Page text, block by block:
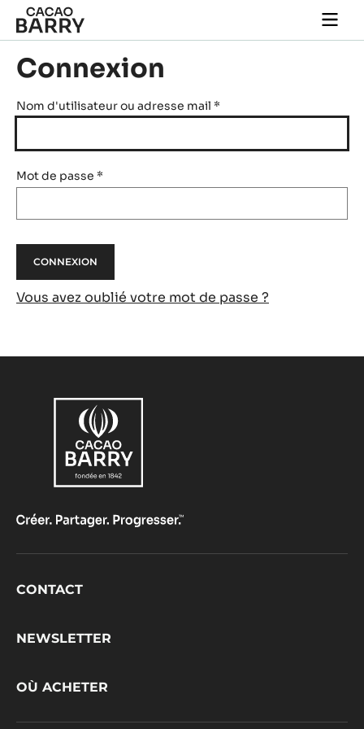
Skip to main content
main
Connexion
Nom d'utilisateur ou adresse mail *
Mot de passe *
Vous avez oublié votre mot de passe ?
Footer
CONTACT
NEWSLETTER
OÙ ACHETER